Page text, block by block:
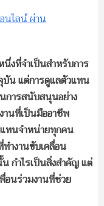
นไลน์ ผ่าน
งที่จำเป็นสำหรับการ
บัน แต่การดูแลตัวแทน
การสนับสนุนอย่าง
านที่เป็นมืออาชีพ
แทนจำหน่ายทุกคน
ำงานขับเคลื่อน
กำไรเป็นสิ่งสำคัญ แต่
อนร่วมงานที่ช่วย